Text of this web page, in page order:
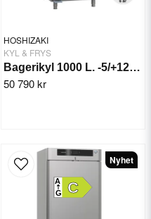
HOSHIZAKI
KYL & FRYS
Bagerikyl 1000 L. -5/+12°C BAKER M 950 L DR
50 790 kr
C
A
G
Nyhet